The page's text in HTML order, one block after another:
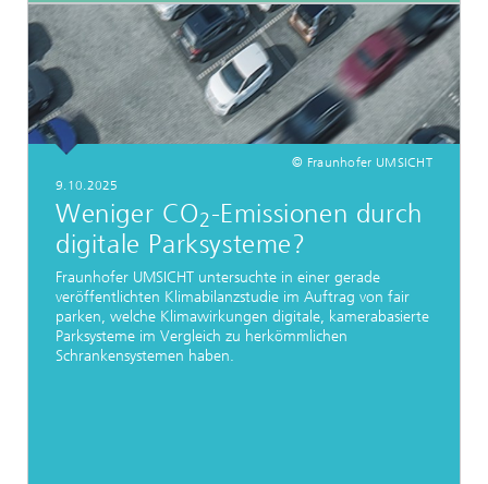
© Fraunhofer UMSICHT
9.10.2025
Weniger CO2-Emissionen durch
digitale Parksysteme?
Fraunhofer UMSICHT untersuchte in einer gerade
veröffentlichten Klimabilanzstudie im Auftrag von fair
parken, welche Klimawirkungen digitale, kamerabasierte
Parksysteme im Vergleich zu herkömmlichen
Schrankensystemen haben.